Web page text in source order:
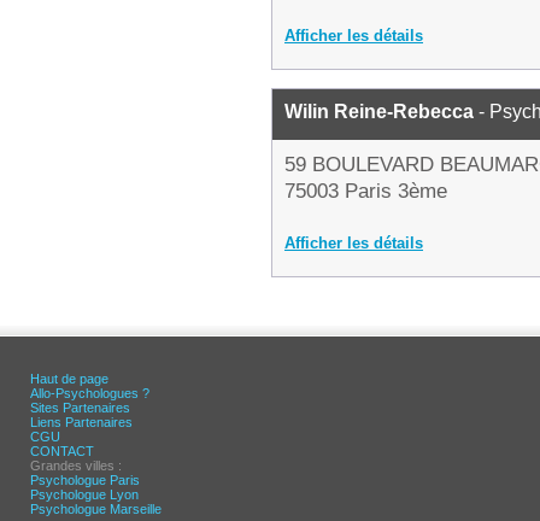
Afficher les détails
Wilin Reine-Rebecca -
59 BOULEVARD
75003 Paris 3ème
Afficher les détails
Haut de page
Allo-Psychologues ?
Sites Partenaires
Liens Partenaires
CGU
CONTACT
Grandes villes :
Psychologue Paris
Psychologue Lyon
Psychologue Marseille